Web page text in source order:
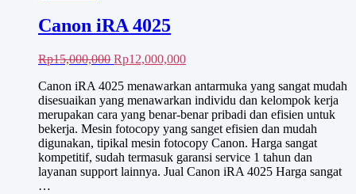
Canon iRA 4025
Rp15,000,000 Harga
adalah:
Rp15,000,000.
Rp12,000,000Harga
ini
adalah:
Rp12,000,000.
Canon iRA 4025 menawarkan antarmuka yang sangat mudah
disesuaikan yang menawarkan individu dan kelompok kerja
merupakan cara yang benar-benar pribadi dan efisien untuk
bekerja. Mesin fotocopy yang sanget efisien dan mudah
digunakan, tipikal mesin fotocopy Canon. Harga sangat
kompetitif, sudah termasuk garansi service 1 tahun dan
layanan support lainnya. Jual Canon iRA 4025 Harga sangat
…